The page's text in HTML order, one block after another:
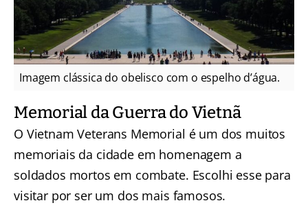
Imagem clássica do obelisco com o espelho d’água.
Memorial da Guerra do Vietnã
O Vietnam Veterans Memorial é um dos muitos
memoriais da cidade em homenagem a
soldados mortos em combate. Escolhi esse para
visitar por ser um dos mais famosos.